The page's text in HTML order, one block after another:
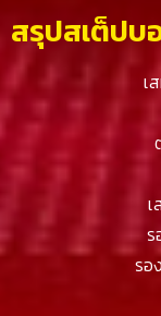
สรุปสเต็ปบ
เ
เ
ร
รอง